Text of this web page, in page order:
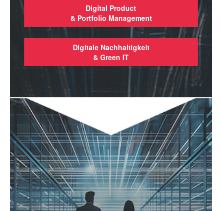
Digital Product
& Portfolio Management
Digitale Nachhaltigkeit
& Green IT